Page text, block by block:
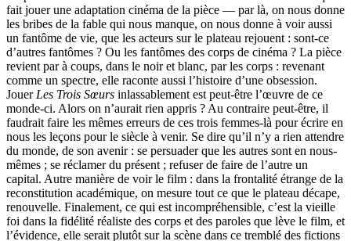
fait jouer une adaptation cinéma de la pièce — par là, on nous donne
les bribes de la fable qui nous manque, on nous donne à voir aussi
un fantôme de vie, que les acteurs sur le plateau rejouent : sont-ce
d’autres fantômes ? Ou les fantômes des corps de cinéma ? La pièce
revient par à coups, dans le noir et blanc, par les corps : revenant
comme un spectre, elle raconte aussi l’histoire d’une obsession.
Jouer Les Trois Sœurs inlassablement est peut-être l’œuvre de ce
monde-ci. Alors on n’aurait rien appris ? Au contraire peut-être, il
faudrait faire les mêmes erreurs de ces trois femmes-là pour écrire en
nous les leçons pour le siècle à venir. Se dire qu’il n’y a rien attendre
du monde, de son avenir : se persuader que les autres sont en nous-
mêmes ; se réclamer du présent ; refuser de faire de l’autre un
capital. Autre manière de voir le film : dans la frontalité étrange de la
reconstitution académique, on mesure tout ce que le plateau décape,
renouvelle. Finalement, ce qui est incompréhensible, c’est la vieille
foi dans la fidélité réaliste des corps et des paroles que lève le film, et
l’évidence, elle serait plutôt sur la scène dans ce tremblé des fictions